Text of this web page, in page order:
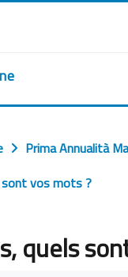
Prima Annualità
sont vos mots ?
quels